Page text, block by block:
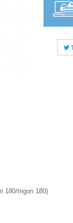
180/trigon 180)